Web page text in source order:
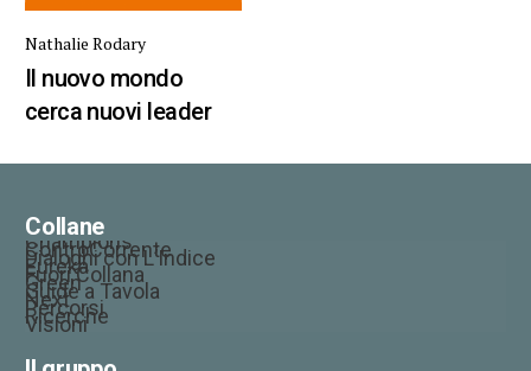
Nathalie Rodary
Il nuovo mondo
cerca nuovi leader
Collane
Champions
ControCorrente
Dialoghi con L’Indice
Eureka
Fuori Collana
Green
Guide a Tavola
Next
Percorsi
Ricerche
Visioni